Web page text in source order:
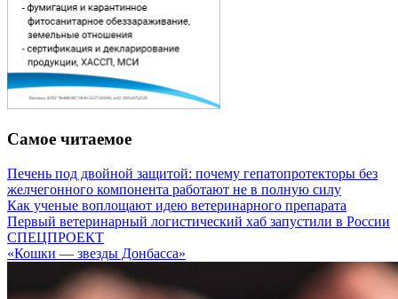
Самое читаемое
Печень под двойной защитой: почему гепатопротекторы без
желчегонного компонента работают не в полную силу
Как ученые воплощают идею ветеринарного препарата
Первый ветеринарный логистический хаб запустили в России
СПЕЦПРОЕКТ
«Кошки — звезды Донбасса»